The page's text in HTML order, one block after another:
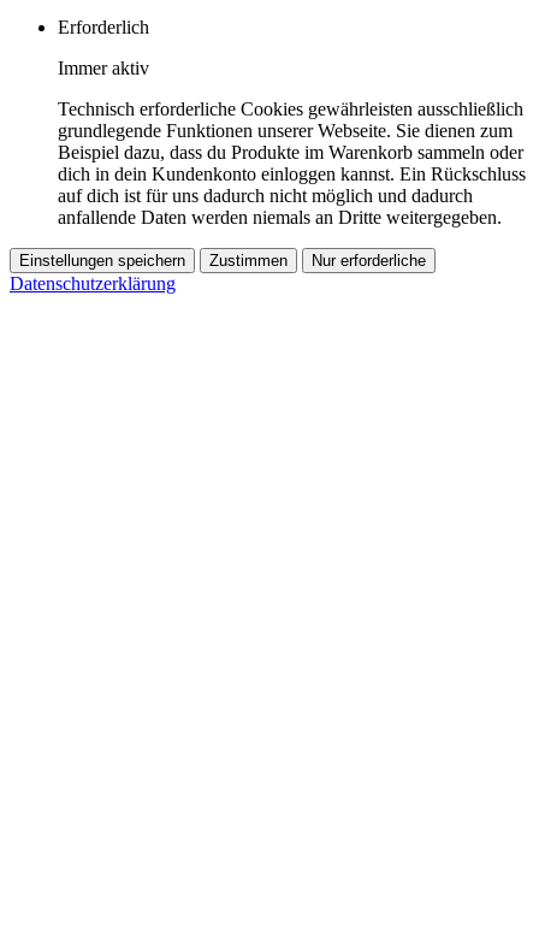
Erforderlich
Immer aktiv
Technisch erforderliche Cookies gewährleisten ausschließlich
grundlegende Funktionen unserer Webseite. Sie dienen zum
Beispiel dazu, dass du Produkte im Warenkorb sammeln oder
dich in dein Kundenkonto einloggen kannst. Ein Rückschluss
auf dich ist für uns dadurch nicht möglich und dadurch
anfallende Daten werden niemals an Dritte weitergegeben.
Einstellungen speichern Zustimmen Nur erforderliche
Datenschutzerklärung